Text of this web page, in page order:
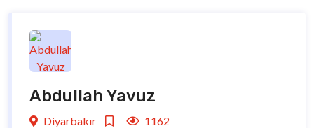
Abdullah Yavuz
Diyarbakır 1162